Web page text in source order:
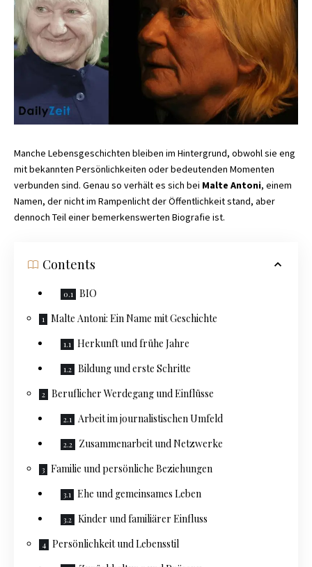
Manche Lebensgeschichten bleiben im Hintergrund, obwohl sie eng
mit bekannten Persönlichkeiten oder bedeutenden Momenten
verbunden sind. Genau so verhält es sich bei Malte Antoni, einem
Namen, der nicht im Rampenlicht der Öffentlichkeit stand, aber
dennoch Teil einer bemerkenswerten Biografie ist.
Contents
BIO
Malte Antoni: Ein Name mit Geschichte
Herkunft und frühe Jahre
Bildung und erste Schritte
Beruflicher Werdegang und Einflüsse
Arbeit im journalistischen Umfeld
Zusammenarbeit und Netzwerke
Familie und persönliche Beziehungen
Ehe und gemeinsames Leben
Kinder und familiärer Einfluss
Persönlichkeit und Lebensstil